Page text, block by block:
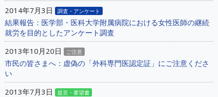
2014年7月3日
調査・アンケート
結果報告：医学部・医科大学附属病院における女性医師の継続
就労を目的としたアンケート調査
2013年10月20日
ご注意
市民の皆さまへ：虚偽の「外科専門医認定証」にご注意くださ
い
2013年7月3日
提言・要望書